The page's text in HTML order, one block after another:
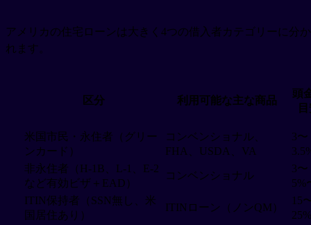
アメリカの住宅ローンは大きく4つの借入者カテゴリーに分か
れます。
区分 利用可能な主な商品
頭
米国市民・永住者（グリー
ンカード）
コンベンショナル、
FHA、USDA、VA
3〜
非永住者（H-1B、L-1、E-2
など有効ビザ＋EAD）
コンベンショナル
3〜
5%
ITIN保持者（SSN無し、米
国居住あり）
ITINローン（ノンQM）
15